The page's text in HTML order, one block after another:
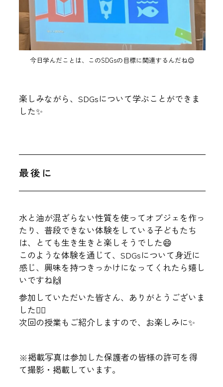
今日学んだことは、このSDGsの目標に関連するんだね😌
楽しみながら、SDGsについて学ぶことができま
した✨
最後に
水と油が混ざらない性質を使ってオブジェを作っ
たり、普段できない体験をしている子どもたち
は、とても生き生きと楽しそうでした😄
このような体験を通じて、SDGsについて身近に
感じ、興味を持つきっかけになってくれたら嬉し
いですね🙌
参加していただいた皆さん、ありがとうございま
した🙇‍♀️
次回の授業もご紹介しますので、お楽しみに✨
※掲載写真は参加した保護者の皆様の許可を得
て撮影・掲載しています。